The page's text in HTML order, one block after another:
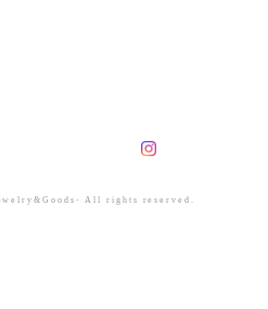
All rights reserved.